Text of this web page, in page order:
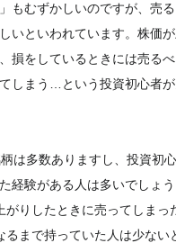
もむずかしいのですが、売
いといわれています。株価
損をしているときには売る
しまう…という投資初心者
は多数ありますし、投資初
経験がある人は多いでしょう
がりしたときに売ってしまっ
るまで持っていた人は少ない